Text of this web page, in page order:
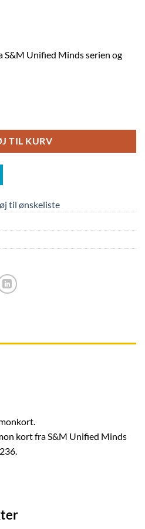
S&M Unified Minds serien og
TIL KURV
til ønskeliste
kort fra S&M Unified Minds